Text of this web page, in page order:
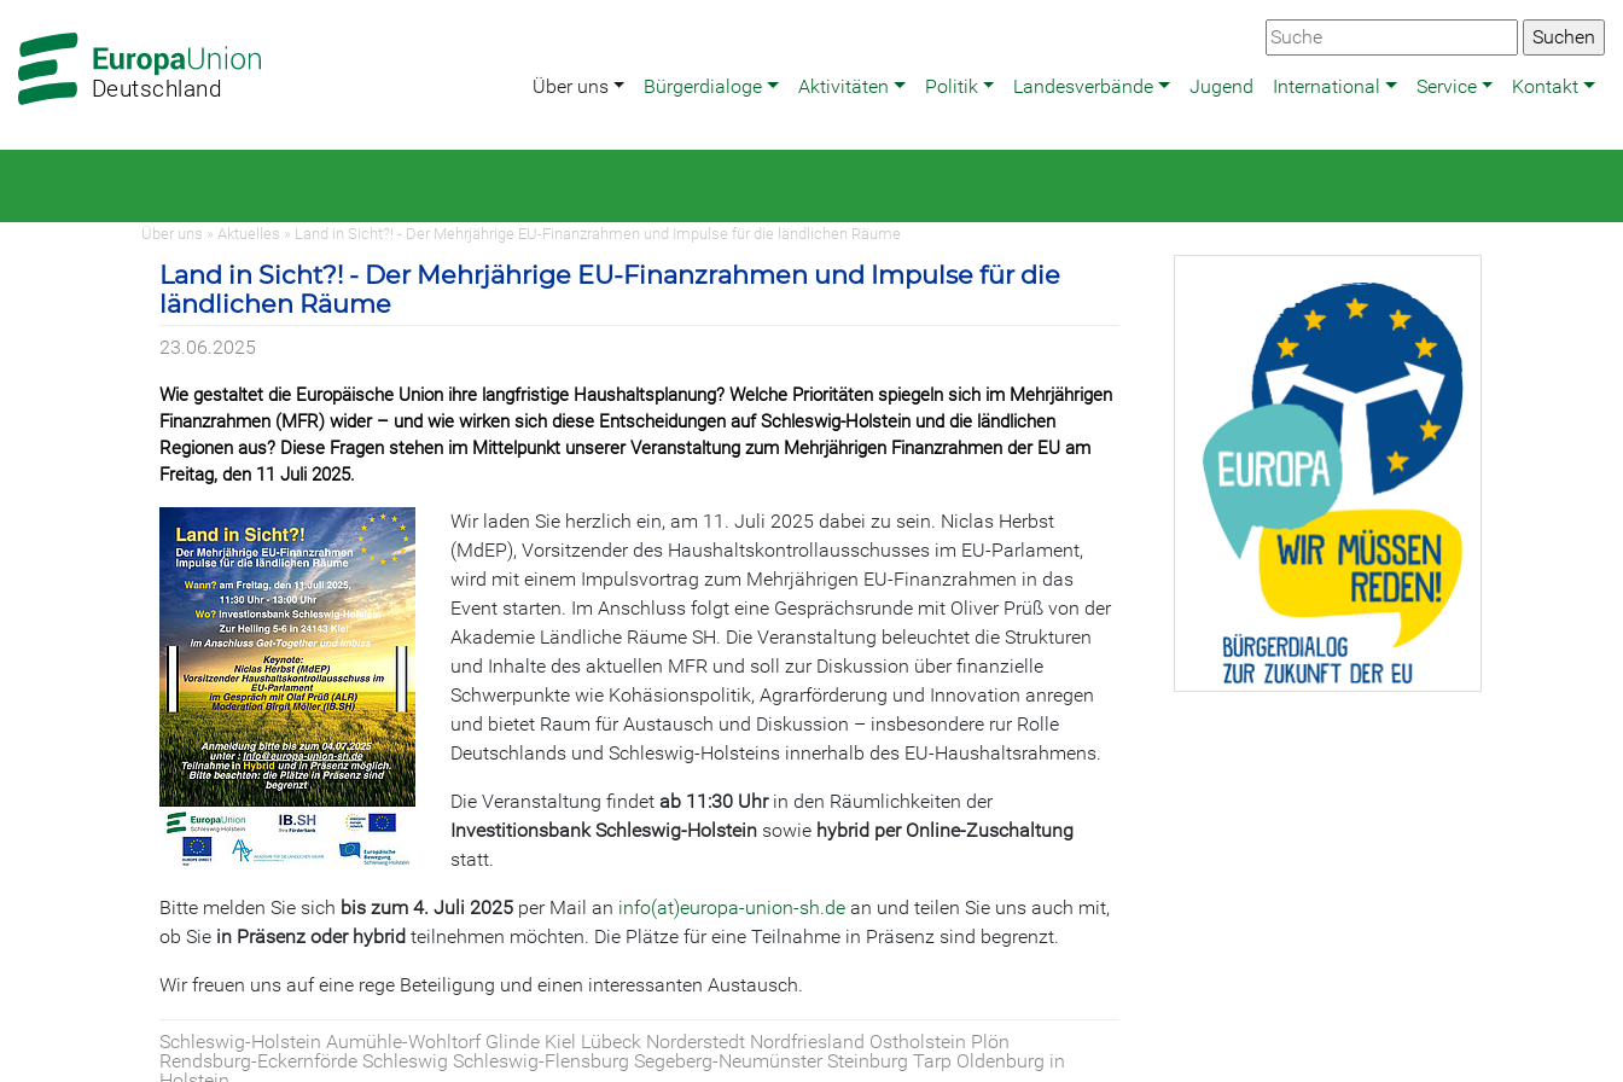
Hauptnavigation
Hauptbereich
Deutschland Über uns Bürgerdialoge Aktivitäten Politik Landesverbände Jugend International Service Kontakt
Über uns » Aktuelles » Land in Sicht?! - Der Mehrjährige EU-Finanzrahmen und Impulse für die ländlichen Räume
Land in Sicht?! - Der Mehrjährige EU-Finanzrahmen und Impulse für die
ländlichen Räume
23.06.2025
Wie gestaltet die Europäische Union ihre langfristige Haushaltsplanung? Welche Prioritäten spiegeln sich im Mehrjährigen
Finanzrahmen (MFR) wider – und wie wirken sich diese Entscheidungen auf Schleswig-Holstein und die ländlichen
Regionen aus? Diese Fragen stehen im Mittelpunkt unserer Veranstaltung zum Mehrjährigen Finanzrahmen der EU am
Freitag, den 11 Juli 2025.
Wir laden Sie herzlich ein, am 11. Juli 2025 dabei zu sein. Niclas Herbst
(MdEP), Vorsitzender des Haushaltskontrollausschusses im EU-Parlament,
wird mit einem Impulsvortrag zum Mehrjährigen EU-Finanzrahmen in das
Event starten. Im Anschluss folgt eine Gesprächsrunde mit Oliver Prüß von der
Akademie Ländliche Räume SH. Die Veranstaltung beleuchtet die Strukturen
und Inhalte des aktuellen MFR und soll zur Diskussion über finanzielle
Schwerpunkte wie Kohäsionspolitik, Agrarförderung und Innovation anregen
und bietet Raum für Austausch und Diskussion – insbesondere rur Rolle
Deutschlands und Schleswig-Holsteins innerhalb des EU-Haushaltsrahmens.
Die Veranstaltung findet ab 11:30 Uhrin den Räumlichkeiten der
Investitionsbank Schleswig-Holstein sowie hybrid per Online-Zuschaltung
statt.
Bitte melden Sie sich bis zum 4. Juli 2025 per Mail an info(at)europa-union-sh.de an und teilen Sie uns auch mit,
ob Sie in Präsenz oder hybrid teilnehmen möchten. Die Plätze für eine Teilnahme in Präsenz sind begrenzt.
Wir freuen uns auf eine rege Beteiligung und einen interessanten Austausch.
Schleswig-Holstein Aumühle-Wohltorf Glinde Kiel Lübeck Norderstedt Nordfriesland Ostholstein Plön
Rendsburg-Eckernförde Schleswig Schleswig-Flensburg Segeberg-Neumünster Steinburg Tarp Oldenburg in